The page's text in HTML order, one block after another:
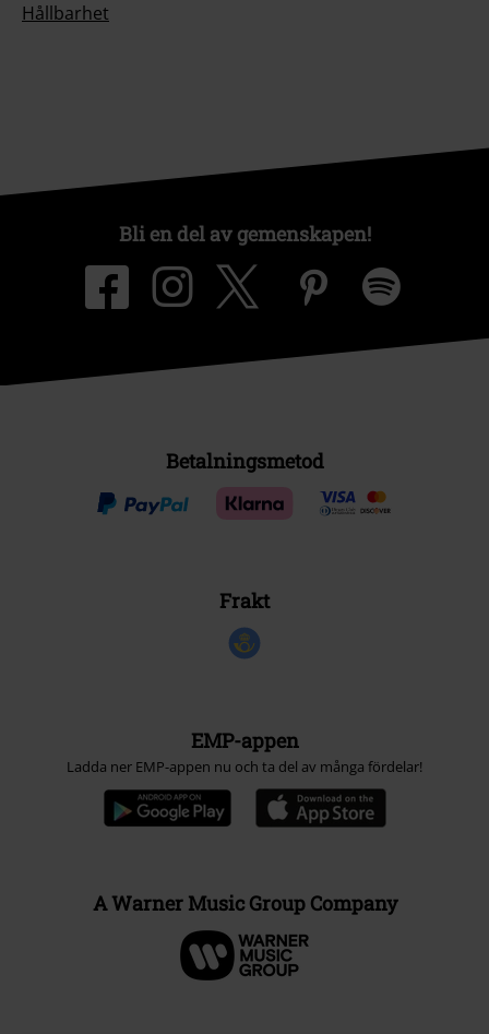
Hållbarhet
Bli en del av gemenskapen!
Betalningsmetod
Frakt
EMP-appen
Ladda ner EMP-appen nu och ta del av många fördelar!
A Warner Music Group Company